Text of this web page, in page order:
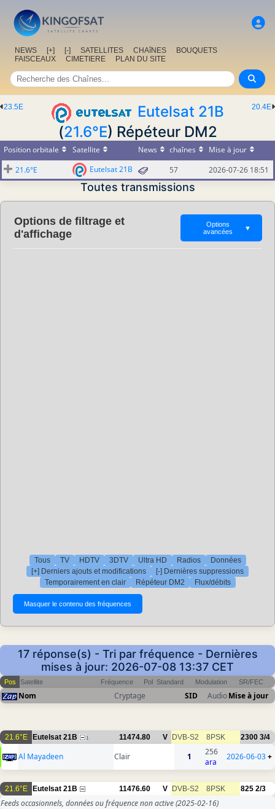
NEWS [+] [-] SATELLITES CHAîNES
BOUQUETS
FAISCEAUX
CIMETIERE PLAN DU SITE
20.4E
23.5E
Eutelsat 21B
(21.6°E) Répéteur DM2
Position orbitale Satellite News chaînes
Mise à jour
21.6°E
Eutelsat 21B 57 2026-07-26 18:51
Toutes transmissions
Options de filtrage et
d'affichage
Options
avancées
▼
Tous TV HDTV 3DTV Ultra HD Radios
Données
[+] Derniers ajouts et modifications
[-] Dernières suppressions
Temporairement en clair
Répéteur DM2 Flux/débits
17 réponse(s) - Tri par fréquence - Dernières
mises à jour: 2026-07-08 13:37 CET
Pos Satellite Fréquence Pol Standard Modulation SR/FEC
Nom Cryptage SID AudioMise à jour
21.6°E Eutelsat 21B 1 11474.80 V DVB-S2 8PSK 2300 3/4
Al Mayadeen Clair 1
256
ara
2026-06-03+
21.6°E Eutelsat 21B 11476.60 V DVB-S2 8PSK 825 2/3
Feeds occasionnels, données ou fréquence non active(2025-02-16)